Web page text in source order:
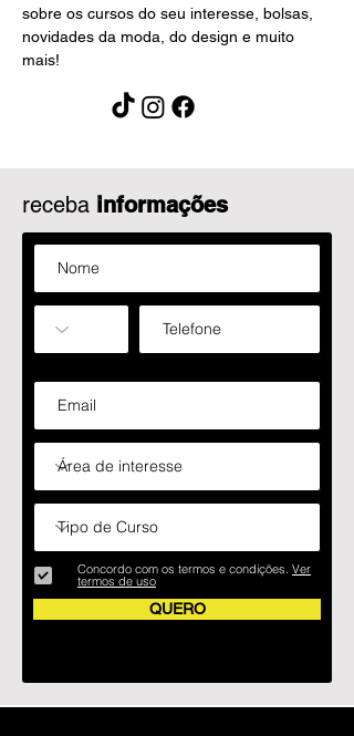
sobre os cursos do seu interesse, bolsas,
novidades da moda, do design e muito
mais!
receba informações
Concordo com os termos e condições. Ver
termos de uso
QUERO